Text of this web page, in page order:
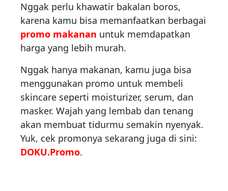
Nggak perlu khawatir bakalan boros,
karena kamu bisa memanfaatkan berbagai
promo makanan untuk memdapatkan
harga yang lebih murah.
Nggak hanya makanan, kamu juga bisa
menggunakan promo untuk membeli
skincare seperti moisturizer, serum, dan
masker. Wajah yang lembab dan tenang
akan membuat tidurmu semakin nyenyak.
Yuk, cek promonya sekarang juga di sini:
DOKU.Promo.